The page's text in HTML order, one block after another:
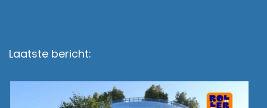
Laatste bericht: